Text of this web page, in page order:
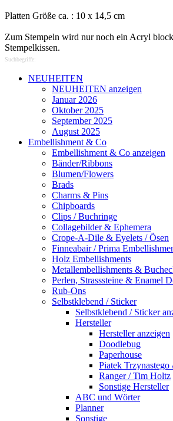
Platten Größe ca. : 10 x 14,5 cm
Zum Stempeln wird nur noch ein Acryl
Stempelkissen.
Suchbegriffe:
NEUHEITEN
NEUHEITEN anzeigen
Januar 2026
Oktober 2025
September 2025
August 2025
Embellishment & Co
Embellishment & Co anzeigen
Bänder/Ribbons
Blumen/Flowers
Brads
Charms & Pins
Chipboards
Clips / Buchringe
Collagebilder & Ephemera
Crope-A-Dile & Eyelets / Ösen
Finneabair / Prima
Holz Embellishments
Metallembellishments &
Perlen, Strasssteine & Enamel
Rub-Ons
Selbstklebend / Sticker
Selbstklebend / Sticker
Hersteller
Hersteller anzeigen
Doodlebug
Paperhouse
Piatek Trzynastego
Ranger / Tim Holtz
Sonstige Hersteller
ABC und Wörter
Planner
Sonstige